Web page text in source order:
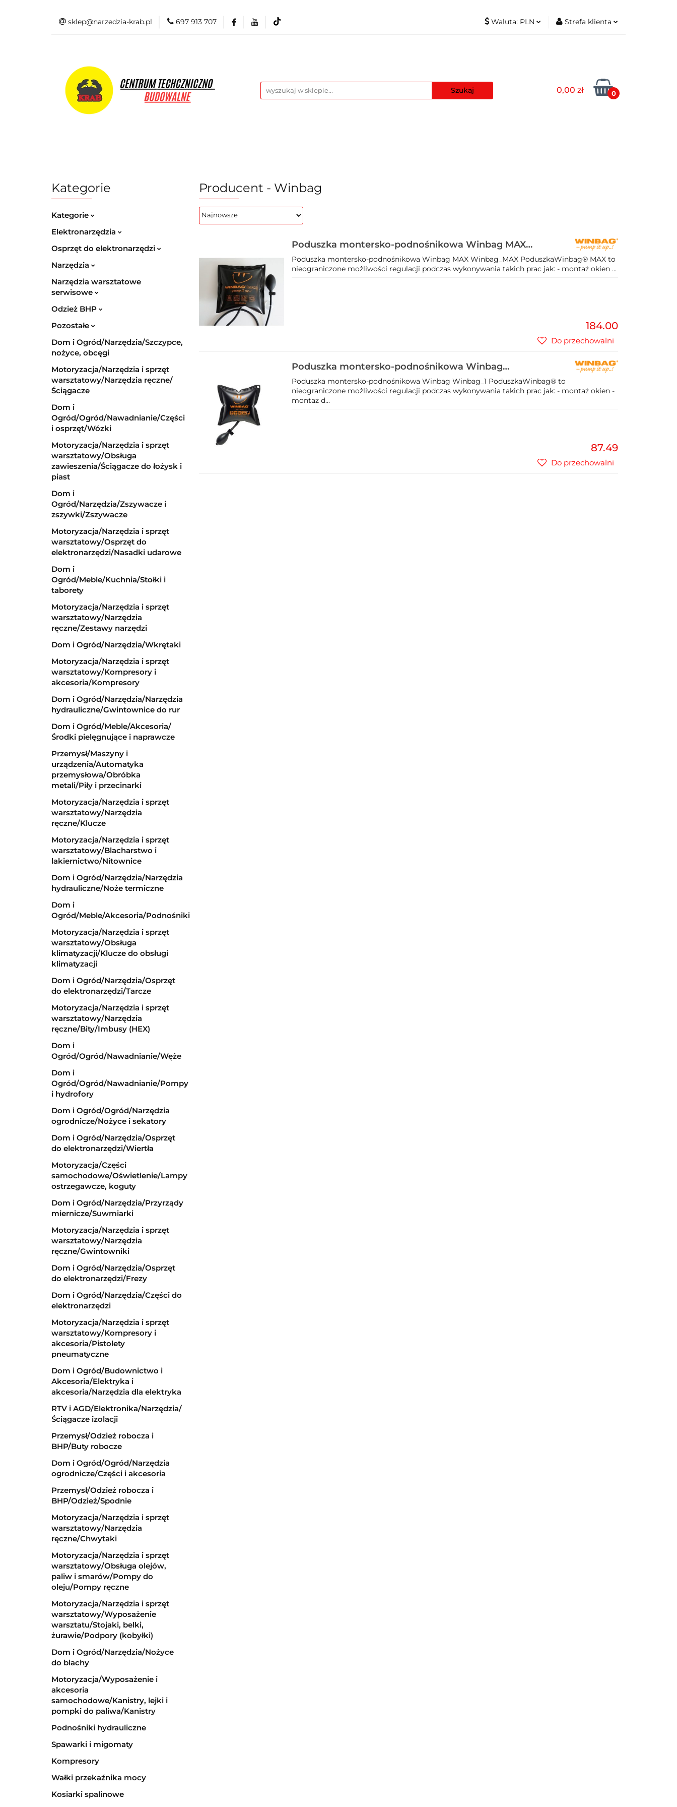
sklep@narzedzia-krab.pl 697 913 707 Waluta: PLN Strefa klienta
Dodaj zgłoszenie
Zgody cookies
0,00 zł 0
Elektronarzędzia Akcesoria i osprzęt
Kategorie
Kategorie
Elektronarzędzia
Osprzęt do elektronarzędzi
Narzędzia
Narzędzia warsztatowe
serwisowe
Odzież BHP
Pozostałe
Dom i Ogród/Narzędzia/Szczypce,
nożyce, obcęgi
Motoryzacja/Narzędzia i sprzęt
warsztatowy/Narzędzia ręczne/
Ściągacze
Dom i
Ogród/Ogród/Nawadnianie/Części
i osprzęt/Wózki
Motoryzacja/Narzędzia i sprzęt
warsztatowy/Obsługa
zawieszenia/Ściągacze do łożysk i
piast
Dom i
Ogród/Narzędzia/Zszywacze i
zszywki/Zszywacze
Motoryzacja/Narzędzia i sprzęt
warsztatowy/Osprzęt do
elektronarzędzi/Nasadki udarowe
Dom i
Ogród/Meble/Kuchnia/Stołki i
taborety
Motoryzacja/Narzędzia i sprzęt
warsztatowy/Narzędzia
ręczne/Zestawy narzędzi
Dom i Ogród/Narzędzia/Wkrętaki
Motoryzacja/Narzędzia i sprzęt
warsztatowy/Kompresory i
akcesoria/Kompresory
Dom i Ogród/Narzędzia/Narzędzia
hydrauliczne/Gwintownice do rur
Dom i Ogród/Meble/Akcesoria/
Środki pielęgnujące i naprawcze
Przemysł/Maszyny i
urządzenia/Automatyka
przemysłowa/Obróbka
metali/Piły i przecinarki
Motoryzacja/Narzędzia i sprzęt
warsztatowy/Narzędzia
ręczne/Klucze
Motoryzacja/Narzędzia i sprzęt
warsztatowy/Blacharstwo i
lakiernictwo/Nitownice
Dom i Ogród/Narzędzia/Narzędzia
hydrauliczne/Noże termiczne
Dom i
Ogród/Meble/Akcesoria/Podnośniki
Motoryzacja/Narzędzia i sprzęt
warsztatowy/Obsługa
klimatyzacji/Klucze do obsługi
klimatyzacji
Dom i Ogród/Narzędzia/Osprzęt
do elektronarzędzi/Tarcze
Motoryzacja/Narzędzia i sprzęt
warsztatowy/Narzędzia
ręczne/Bity/Imbusy (HEX)
Dom i
Ogród/Ogród/Nawadnianie/Węże
Dom i
Ogród/Ogród/Nawadnianie/Pompy
i hydrofory
Dom i Ogród/Ogród/Narzędzia
ogrodnicze/Nożyce i sekatory
Dom i Ogród/Narzędzia/Osprzęt
do elektronarzędzi/Wiertła
Motoryzacja/Części
samochodowe/Oświetlenie/Lampy
ostrzegawcze, koguty
Dom i Ogród/Narzędzia/Przyrządy
miernicze/Suwmiarki
Motoryzacja/Narzędzia i sprzęt
warsztatowy/Narzędzia
ręczne/Gwintowniki
Dom i Ogród/Narzędzia/Osprzęt
do elektronarzędzi/Frezy
Dom i Ogród/Narzędzia/Części do
elektronarzędzi
Motoryzacja/Narzędzia i sprzęt
warsztatowy/Kompresory i
akcesoria/Pistolety
pneumatyczne
Dom i Ogród/Budownictwo i
Akcesoria/Elektryka i
akcesoria/Narzędzia dla elektryka
RTV i AGD/Elektronika/Narzędzia/
Ściągacze izolacji
Przemysł/Odzież robocza i
BHP/Buty robocze
Dom i Ogród/Ogród/Narzędzia
ogrodnicze/Części i akcesoria
Przemysł/Odzież robocza i
BHP/Odzież/Spodnie
Motoryzacja/Narzędzia i sprzęt
warsztatowy/Narzędzia
ręczne/Chwytaki
Motoryzacja/Narzędzia i sprzęt
warsztatowy/Obsługa olejów,
paliw i smarów/Pompy do
oleju/Pompy ręczne
Motoryzacja/Narzędzia i sprzęt
warsztatowy/Wyposażenie
warsztatu/Stojaki, belki,
żurawie/Podpory (kobyłki)
Dom i Ogród/Narzędzia/Nożyce
do blachy
Motoryzacja/Wyposażenie i
akcesoria
samochodowe/Kanistry, lejki i
pompki do paliwa/Kanistry
Podnośniki hydrauliczne
Spawarki i migomaty
Kompresory
Wałki przekaźnika mocy
Kosiarki spalinowe
Producent - Winbag
Poduszka montersko-podnośnikowa Winbag MAX
Winbag_MAX
Poduszka montersko-podnośnikowa Winbag MAX Winbag_MAX PoduszkaWinbag® MAX to
nieograniczone możliwości regulacji podczas wykonywania takich prac jak: - montaż okien ...
184.00
Do przechowalni
Poduszka montersko-podnośnikowa Winbag
Winbag_1
Poduszka montersko-podnośnikowa Winbag Winbag_1 PoduszkaWinbag® to
nieograniczone możliwości regulacji podczas wykonywania takich prac jak: - montaż okien -
montaż d...
87.49
Do przechowalni